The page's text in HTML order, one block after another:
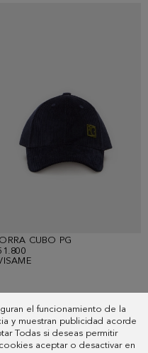
el funcionamiento de la
y muestran publicidad acorde
Todas si deseas permitir
aceptar o desactivar en
CUBO PG